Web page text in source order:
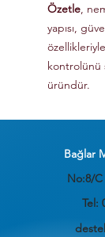
Özetle,
yapısı,
kontrolünü
üründür.
Bağlar
No:8/C
Tel: